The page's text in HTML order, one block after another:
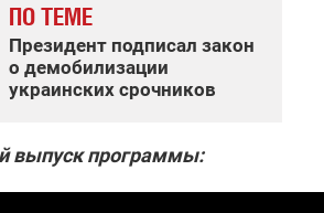
ПО ТЕМЕ
Президент подписал закон
о демобилизации
украинских срочников
выпуск программы: